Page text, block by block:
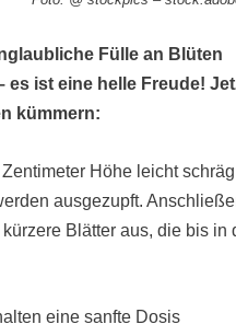
Fülle an Blüten
ist eine helle Freude!
kümmern:
Höhe leicht schräg
ausgezupft.
Blätter aus, die bis in
eine sanfte Dosis